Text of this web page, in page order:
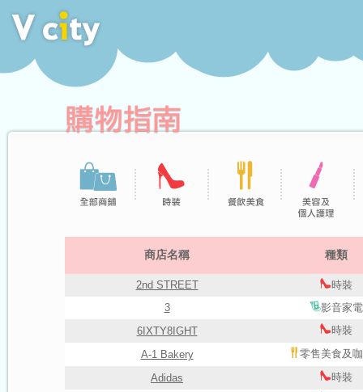
商店名稱 種類
2nd STREET
時裝
3
影音家電
6IXTY8IGHT
時裝
A-1 Bakery
零售美食及
Adidas
時裝